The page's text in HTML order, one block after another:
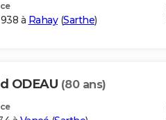
à Rahay(Sarthe)
ODEAU (80 ans)